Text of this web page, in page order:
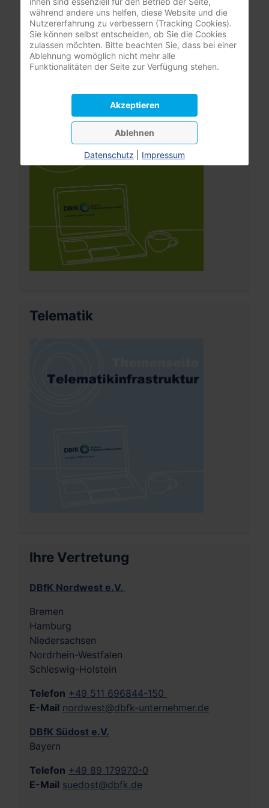
Benutzername vergessen?
Leistungsrechner
Pflegeversicherung
Telematik
Ihre Vertretung
DBfK Nordwest e.V.
Bremen
Hamburg
Niedersachsen
Nordrhein-Westfalen
Schleswig-Holstein
Telefon +49 511 696844-150
E-Mail nordwest@dbfk-unternehmer.de
DBfK Südost e.V.
Bayern
Telefon +49 89 179970-0
E-Mail suedost@dbfk.de
während andere uns helfen, diese Website und die
Nutzererfahrung zu verbessern (Tracking Cookies).
Sie können selbst entscheiden, ob Sie die Cookies
zulassen möchten. Bitte beachten Sie, dass bei einer
Ablehnung womöglich nicht mehr alle
Funktionalitäten der Seite zur Verfügung stehen.
Akzeptieren
Ablehnen
Datenschutz Impressum